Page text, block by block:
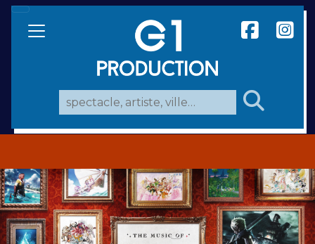
Search for: